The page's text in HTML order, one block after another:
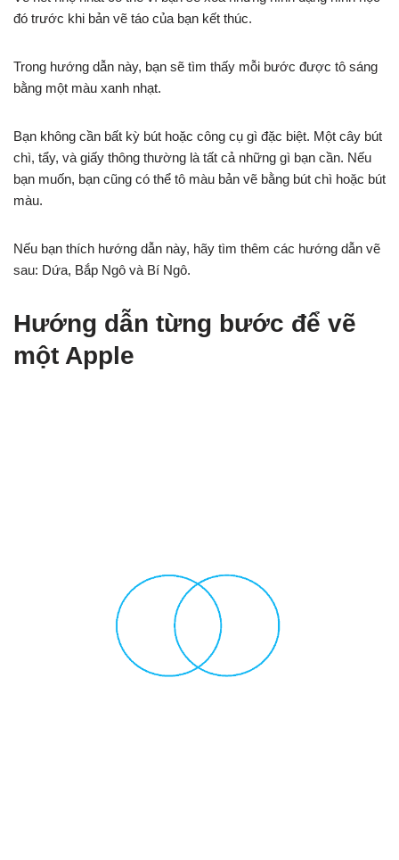
đó trước khi bản vẽ táo của bạn kết thúc.
Trong hướng dẫn này, bạn sẽ tìm thấy mỗi bước được tô sáng
bằng một màu xanh nhạt.
Bạn không cần bất kỳ bút hoặc công cụ gì đặc biệt. Một cây bút
chì, tẩy, và giấy thông thường là tất cả những gì bạn cần. Nếu
bạn muốn, bạn cũng có thể tô màu bản vẽ bằng bút chì hoặc bút
màu.
Nếu bạn thích hướng dẫn này, hãy tìm thêm các hướng dẫn vẽ
sau: Dứa, Bắp Ngô và Bí Ngô.
Hướng dẫn từng bước để vẽ
một Apple